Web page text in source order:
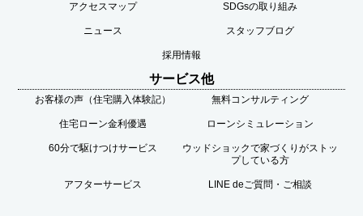
アクセスマップ SDGsの取り組み
ニュース スタッフブログ
採用情報
サービス他
お客様の声（住宅購入体験記） 無料コンサルティング
住宅ローン金利優遇 ローンシミュレーション
60分で駆けつけサービス
ウッドショックで家づくりがストッ
プしている方
アフターサービス LINE deご質問・ご相談